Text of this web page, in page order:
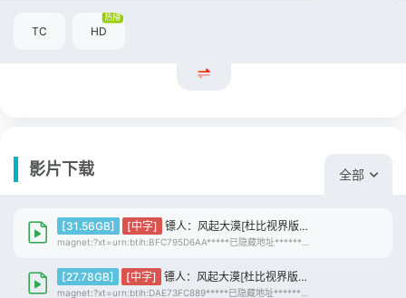
TC HD
热播
影片下载 全部
[31.56GB] [中字] 镖人：风起大漠[杜比视界版本][高码版][国粤多音轨/简繁英字幕].2026.2160p.HQ.WEB-DL.H265.DV.DTS5.1.2Audio-DreamHD
[27.78GB] [中字] 镖人：风起大漠[杜比视界版本][高码版][国粤语配音/中文字幕].2026.2160p.HQ.WEB-DL.H265.DV.DTS-QuickIO